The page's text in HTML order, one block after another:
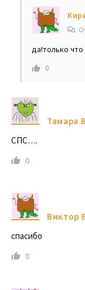
да!только
0
Тамара
СПС….
0
Виктор
спасибо
0